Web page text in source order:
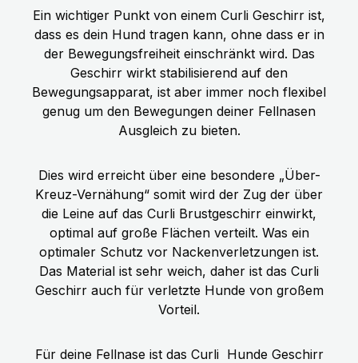
Ein wichtiger Punkt von einem Curli Geschirr ist,
dass es dein Hund tragen kann, ohne dass er in
der Bewegungsfreiheit einschränkt wird. Das
Geschirr wirkt stabilisierend auf den
Bewegungsapparat, ist aber immer noch flexibel
genug um den Bewegungen deiner Fellnasen
Ausgleich zu bieten.
Dies wird erreicht über eine besondere „Über-
Kreuz-Vernähung“ somit wird der Zug der über
die Leine auf das Curli Brustgeschirr einwirkt,
optimal auf große Flächen verteilt. Was ein
optimaler Schutz vor Nackenverletzungen ist.
Das Material ist sehr weich, daher ist das Curli
Geschirr auch für verletzte Hunde von großem
Vorteil.
Für deine Fellnase ist das Curli Hunde Geschirr